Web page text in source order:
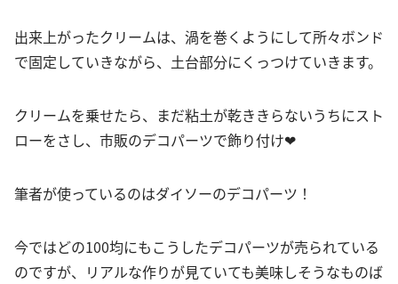
出来上がったクリームは、渦を巻くようにして所々ボンド
で固定していきながら、土台部分にくっつけていきます。
クリームを乗せたら、まだ粘土が乾ききらないうちにスト
ローをさし、市販のデコパーツで飾り付け❤︎
筆者が使っているのはダイソーのデコパーツ！
今ではどの100均にもこうしたデコパーツが売られている
のですが、リアルな作りが見ていても美味しそうなものば